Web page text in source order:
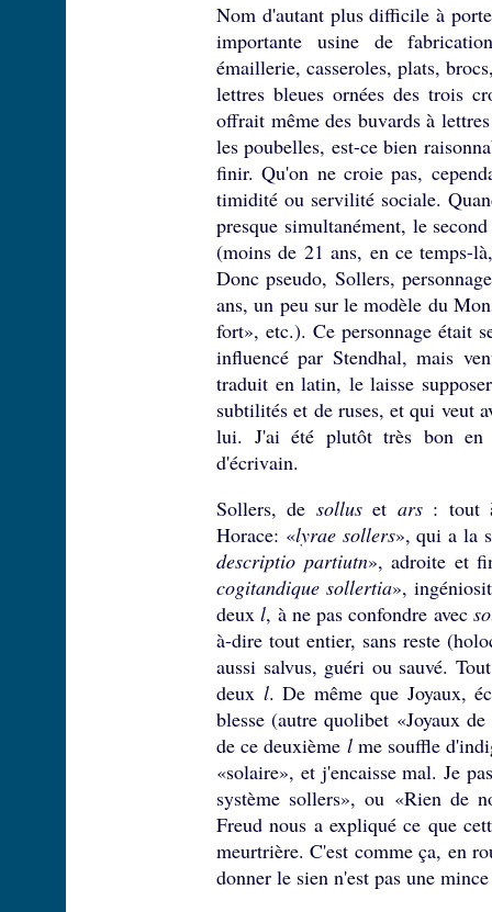
Nom d'autant plus difficile à
importante usine de
émaillerie, casseroles, plats,
lettres bleues ornées des trois
offrait même des buvards à
les poubelles, est-ce bien
finir. Qu'on ne croie pas,
timidité ou servilité sociale.
presque simultanément, le
(moins de 21 ans, en ce temps-
Donc pseudo, Sollers,
ans, un peu sur le modèle du
fort», etc.). Ce personnage était
influencé par Stendhal, mais
traduit en latin, le laisse
subtilités et de ruses, et qui veut
lui. J'ai été plutôt très bon en
d'écrivain.
Sollers, de solluset ars: tout à
Horace: «lyrae sollers», qui a la
descriptio partiutn», adroite et
cogitandique sollertia»,
deuxl, à ne pas confondre avec
à-dire tout entier, sans reste
aussi salvus, guéri ou sauvé.
deux l. De même que Joyaux,
blesse (autre quolibet «Joyaux
de ce deuxième lme souffle
«solaire», et j'encaisse mal. Je
système sollers», ou «Rien de
Freud nous a expliqué ce que
meurtrière. C'est comme ça, en
donner le sien n'est pas une